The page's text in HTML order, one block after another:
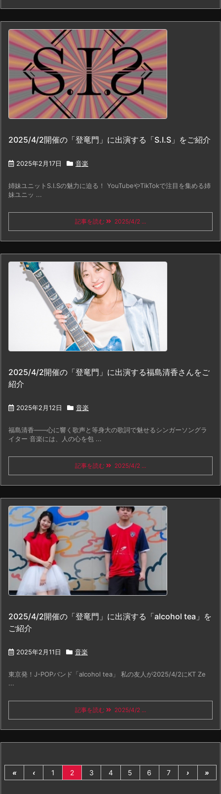
2025/4/2開催の「登竜門」に出演する「S.I.S」をご紹介
2025年2月17日 音楽
姉妹ユニットS.I.Sの魅力に迫る！ YouTubeやTikTokで注目を集める姉
妹ユニッ ...
記事を読む 2025/4/2 ...
2025/4/2開催の「登竜門」に出演する福島清香さんをご
紹介
2025年2月12日 音楽
福島清香——心に響く歌声と等身大の歌詞で魅せるシンガーソングラ
イター 音楽には、人の心を包 ...
記事を読む 2025/4/2 ...
2025/4/2開催の「登竜門」に出演する「alcohol tea」を
ご紹介
2025年2月11日 音楽
東京発！J-POPバンド「alcohol tea」 私の友人が2025/4/2にKT Ze
...
記事を読む 2025/4/2 ...
« ‹ 1 2 3 4 5 6 7 › »